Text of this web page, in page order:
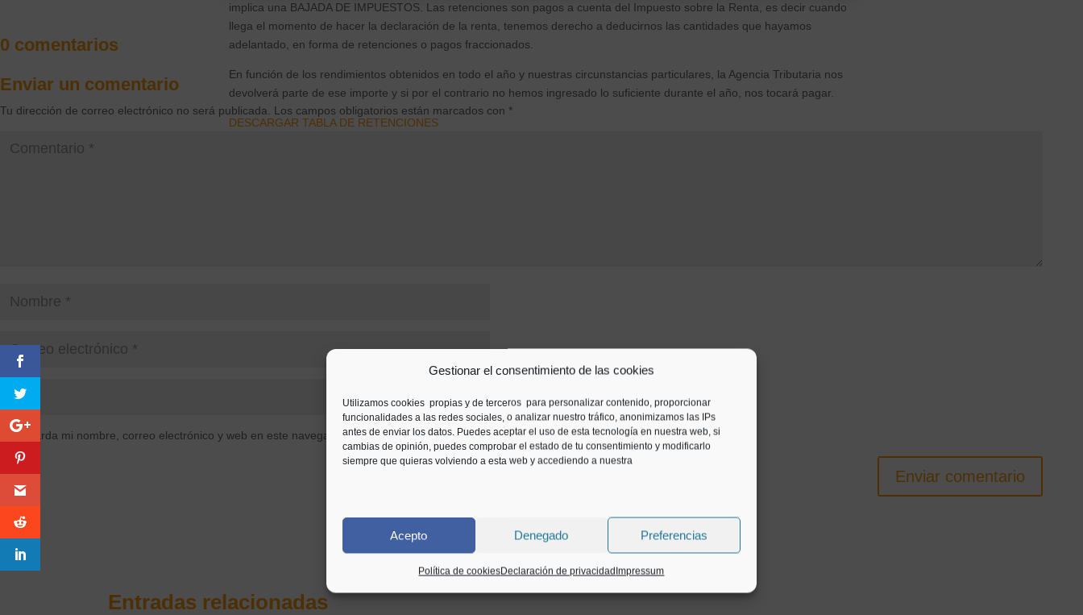
Gestionar el consentimiento de las cookies
Utilizamos cookies propias y de terceros para personalizar contenido, proporcionar
funcionalidades a las redes sociales, o analizar nuestro tráfico, anonimizamos las IPs
antes de enviar los datos. Puedes aceptar el uso de esta tecnología en nuestra web, si
cambias de opinión, puedes comprobar el estado de tu consentimiento y modificarlo
siempre que quieras volviendo a esta web y accediendo a nuestra
Acepto Denegado Preferencias
Política de cookiesDeclaración de privacidadImpressum
implica una BAJADA DE IMPUESTOS. Las retenciones son pagos a cuenta del Impuesto sobre la Renta, es decir cuando
llega el momento de hacer la declaración de la renta, tenemos derecho a deducirnos las cantidades que hayamos
adelantado, en forma de retenciones o pagos fraccionados.
En función de los rendimientos obtenidos en todo el año y nuestras circunstancias particulares, la Agencia Tributaria nos
devolverá parte de ese importe y si por el contrario no hemos ingresado lo suficiente durante el año, nos tocará pagar.
DESCARGAR TABLA DE RETENCIONES
0 comentarios
Enviar un comentario
Tu dirección de correo electrónico no será publicada. Los campos obligatorios están marcados con *
Guarda mi nombre, correo electrónico y web en este navegador para la próxima vez que comente.
Enviar comentario
Entradas relacionadas